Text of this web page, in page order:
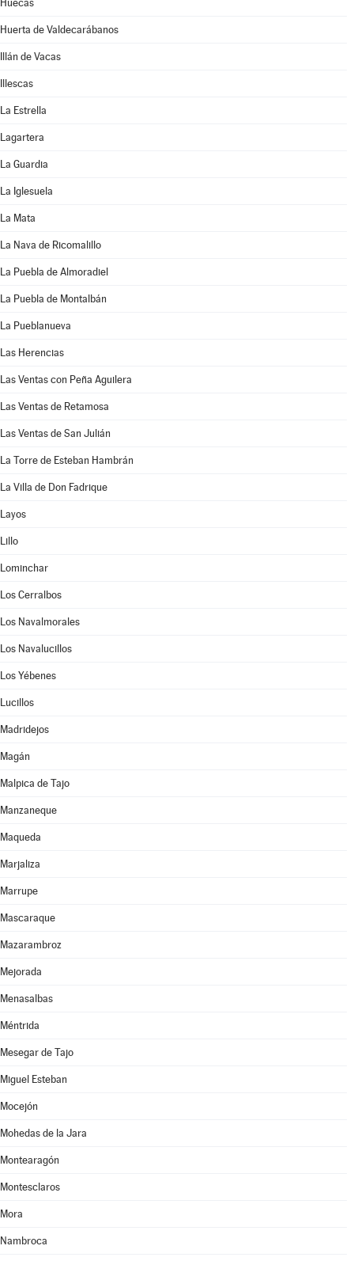
Huecas
Huerta de Valdecarábanos
Illán de Vacas
Illescas
La Estrella
Lagartera
La Guardia
La Iglesuela
La Mata
La Nava de Ricomalillo
La Puebla de Almoradiel
La Puebla de Montalbán
La Pueblanueva
Las Herencias
Las Ventas con Peña Aguilera
Las Ventas de Retamosa
Las Ventas de San Julián
La Torre de Esteban Hambrán
La Villa de Don Fadrique
Layos
Lillo
Lominchar
Los Cerralbos
Los Navalmorales
Los Navalucillos
Los Yébenes
Lucillos
Madridejos
Magán
Malpica de Tajo
Manzaneque
Maqueda
Marjaliza
Marrupe
Mascaraque
Mazarambroz
Mejorada
Menasalbas
Méntrida
Mesegar de Tajo
Miguel Esteban
Mocejón
Mohedas de la Jara
Montearagón
Montesclaros
Mora
Nambroca